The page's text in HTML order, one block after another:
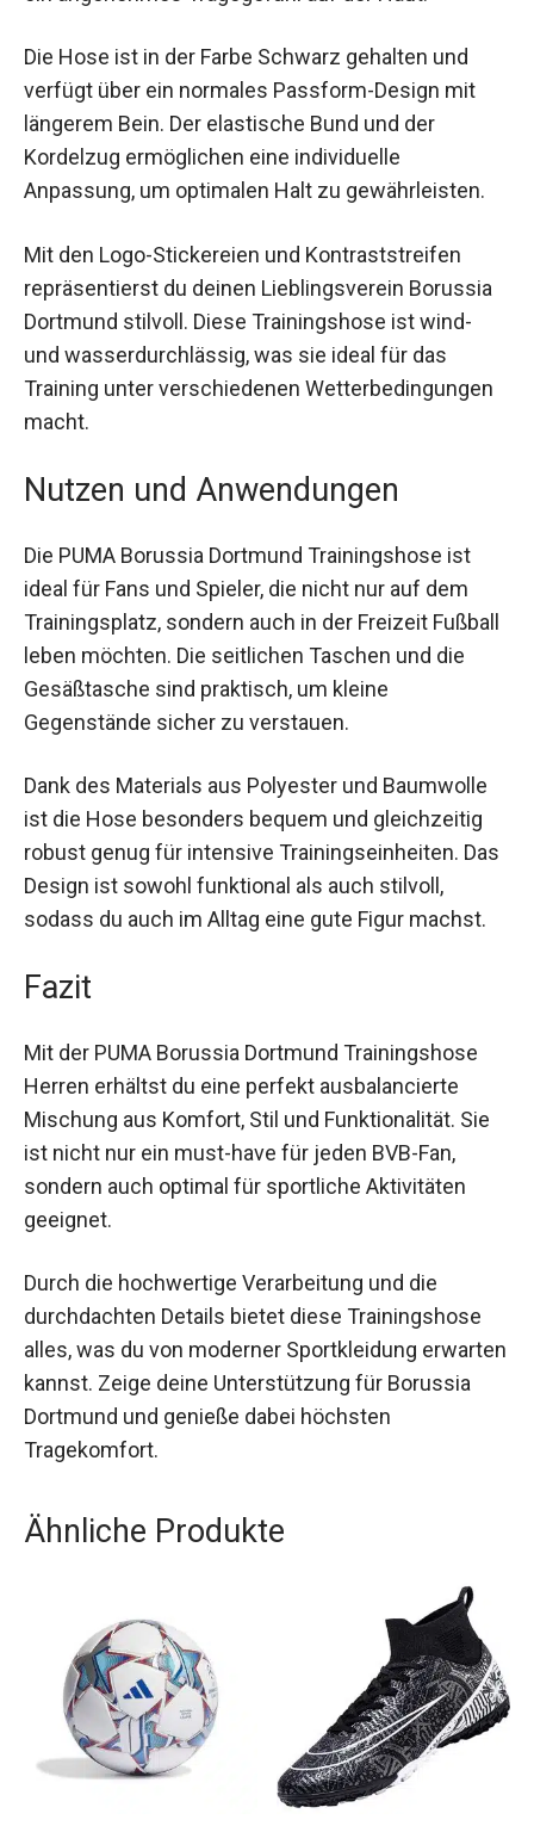
Baumwolle ein angenehmes Tragegefühl auf der
Haut.
Die Hose ist in der Farbe Schwarz gehalten und
verfügt über ein normales Passform-Design mit
längerem Bein. Der elastische Bund und der
Kordelzug ermöglichen eine individuelle
Anpassung, um optimalen Halt zu gewährleisten.
Mit den Logo-Stickereien und Kontraststreifen
repräsentierst du deinen Lieblingsverein Borussia
Dortmund stilvoll. Diese Trainingshose ist wind-
und wasserdurchlässig, was sie ideal für das
Training unter verschiedenen
Wetterbedingungen macht.
Nutzen und Anwendungen
Die PUMA Borussia Dortmund Trainingshose ist
ideal für Fans und Spieler, die nicht nur auf dem
Trainingsplatz, sondern auch in der Freizeit
Fußball leben möchten. Die seitlichen Taschen
und die Gesäßtasche sind praktisch, um kleine
Gegenstände sicher zu verstauen.
Dank des Materials aus Polyester und Baumwolle
ist die Hose besonders bequem und gleichzeitig
robust genug für intensive Trainingseinheiten.
Das Design ist sowohl funktional als auch stilvoll,
Fazit
Mit der PUMA Borussia Dortmund Trainingshose
Herren erhältst du eine perfekt ausbalancierte
Mischung aus Komfort, Stil und Funktionalität. Sie
ist nicht nur ein must-have für jeden BVB-Fan,
sondern auch optimal für sportliche Aktivitäten
geeignet.
Durch die hochwertige Verarbeitung und die
durchdachten Details bietet diese Trainingshose
alles, was du von moderner Sportkleidung
erwarten kannst. Zeige deine Unterstützung für
Borussia Dortmund und genieße dabei höchsten